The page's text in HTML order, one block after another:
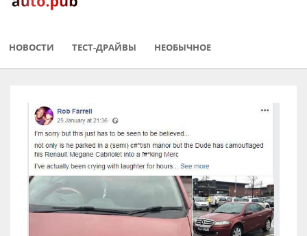
НОВОСТИ ТЕСТ-ДРАЙВЫ НЕОБЫЧНОE